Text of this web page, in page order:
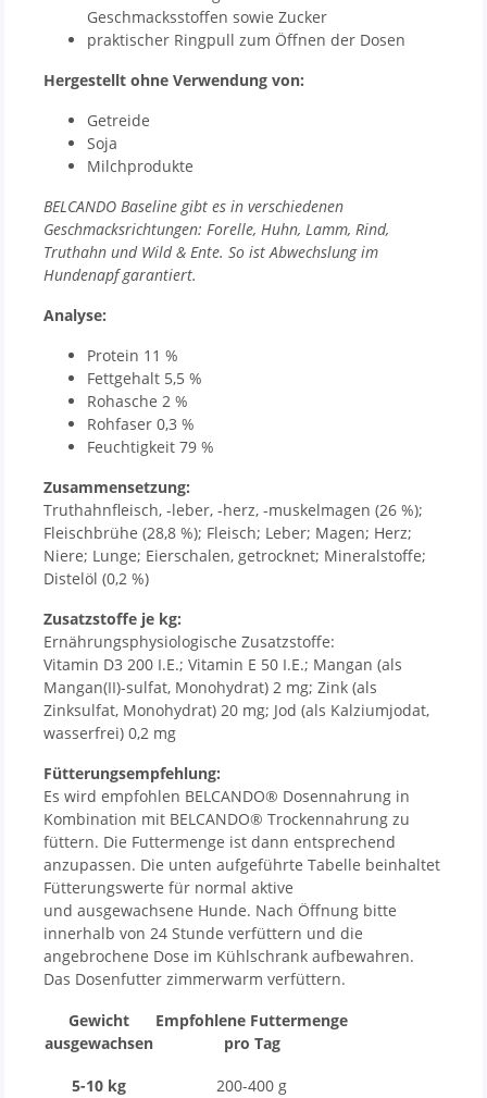
Geschmacksstoffen sowie Zucker
praktischer Ringpull zum Öffnen der Dosen
Hergestellt ohne Verwendung von:
Getreide
Soja
Milchprodukte
BELCANDO Baseline gibt es in verschiedenen
Geschmacksrichtungen: Forelle, Huhn, Lamm, Rind,
Truthahn und Wild & Ente. So ist Abwechslung im
Hundenapf garantiert.
Analyse:
Protein 11 %
Fettgehalt 5,5 %
Rohasche 2 %
Rohfaser 0,3 %
Feuchtigkeit 79 %
Zusammensetzung:
Truthahnfleisch, -leber, -herz, -muskelmagen (26 %);
Fleischbrühe (28,8 %); Fleisch; Leber; Magen; Herz;
Niere; Lunge; Eierschalen, getrocknet; Mineralstoffe;
Distelöl (0,2 %)
Zusatzstoffe je kg:
Ernährungsphysiologische Zusatzstoffe:
Vitamin D3 200 I.E.; Vitamin E 50 I.E.; Mangan (als
Mangan(II)-sulfat, Monohydrat) 2 mg; Zink (als
Zinksulfat, Monohydrat) 20 mg; Jod (als Kalziumjodat,
wasserfrei) 0,2 mg
Fütterungsempfehlung:
Es wird empfohlen BELCANDO® Dosennahrung in
Kombination mit BELCANDO® Trockennahrung zu
füttern. Die Futtermenge ist dann entsprechend
anzupassen. Die unten aufgeführte Tabelle beinhaltet
Fütterungswerte für normal aktive
und ausgewachsene Hunde. Nach Öffnung bitte
innerhalb von 24 Stunde verfüttern und die
angebrochene Dose im Kühlschrank aufbewahren.
Das Dosenfutter zimmerwarm verfüttern.
Gewicht
ausgewachsen
Empfohlene Futtermenge
pro Tag
5-10 kg
200-400 g